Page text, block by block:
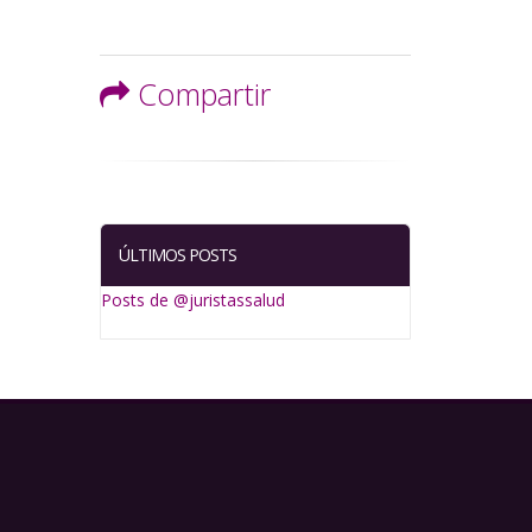
Compartir
ÚLTIMOS POSTS
Posts de @juristassalud